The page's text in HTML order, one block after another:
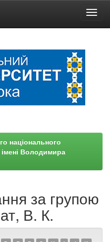
національного
імені Володимира
за групою
В. К.